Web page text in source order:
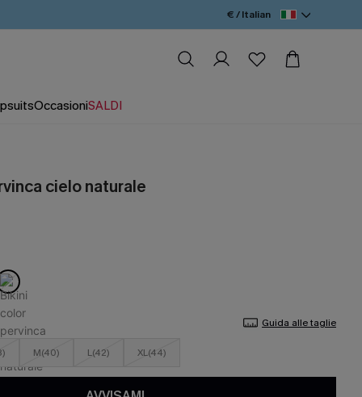
€ / Italian
OccasioniSALDI
cielo naturale
Guida alle taglie
M(40) L(42) XL(44)